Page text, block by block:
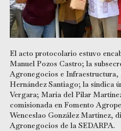
El acto protocolario estuvo
Manuel Pozos Castro; la
Agronegocios e
Hernández Santiago; la síndica
Vergara; María del Pilar
comisionada en Fomento
Wenceslao González Martínez,
Agronegocios de la SEDARPA.